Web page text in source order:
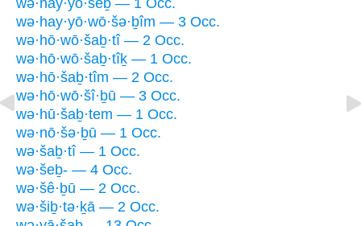
wə·hay·yō·wō·šə·ḇîm — 3 Occ.
wə·hō·wō·šaḇ·tî — 2 Occ.
wə·hō·wō·šaḇ·tîḵ — 1 Occ.
wə·hō·šaḇ·tîm — 2 Occ.
wə·hō·wō·šî·ḇū — 3 Occ.
wə·hū·šaḇ·tem — 1 Occ.
wə·nō·šə·ḇū — 1 Occ.
wə·šaḇ·tî — 1 Occ.
wə·šeḇ- — 4 Occ.
wə·šê·ḇū — 2 Occ.
wə·šiḇ·tə·ḵā — 2 Occ.